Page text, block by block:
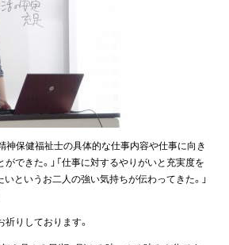
神保健福祉士の具体的な仕事内容や仕事に向き
できた。」「仕事に対するやりがいと充実度を
いというお二人の強い気持ちが伝わってきた。」
りしております。